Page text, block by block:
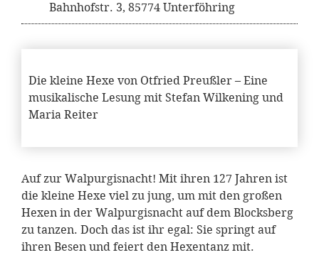
Bahnhofstr. 3, 85774 Unterföhring
Die kleine Hexe von Otfried Preußler – Eine
musikalische Lesung mit Stefan Wilkening und
Maria Reiter
Auf zur Walpurgisnacht! Mit ihren 127 Jahren ist
die kleine Hexe viel zu jung, um mit den großen
Hexen in der Walpurgisnacht auf dem Blocksberg
zu tanzen. Doch das ist ihr egal: Sie springt auf
ihren Besen und feiert den Hexentanz mit.